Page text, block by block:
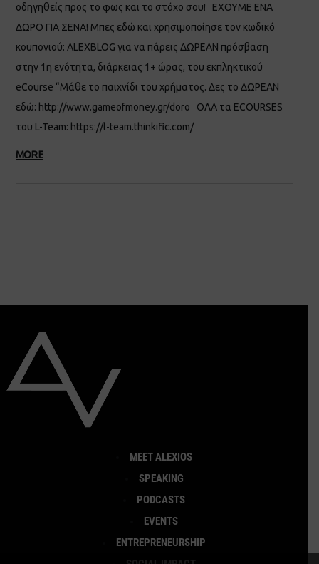
οδηγηθείς προς το φως και το στόχο σου! ΕΧΟΥΜΕ ΕΝΑ
ΔΩΡΟ ΓΙΑ ΣΕΝΑ! Μπες εδώ και χρησιμοποίησε τον κωδικό
κουπονιού: ALEXBLOG για να πάρεις ΔΩΡΕΑΝ πρόσβαση
στην 1η ενότητα, διάρκειας 1+ ώρας, του εκπληκτικού
eCourse “Μάθε το παιχνίδι του χρήματος. Δες το ΔΩΡΕΑΝ
εδώ: http://www.gameofmoney.gr/doro ΟΛΑ τα ECOURSES
του L-Team: https://l-team.thinkific.com/
MORE
MEET ALEXIOS
SPEAKING
PODCASTS
EVENTS
ENTREPRENEURSHIP